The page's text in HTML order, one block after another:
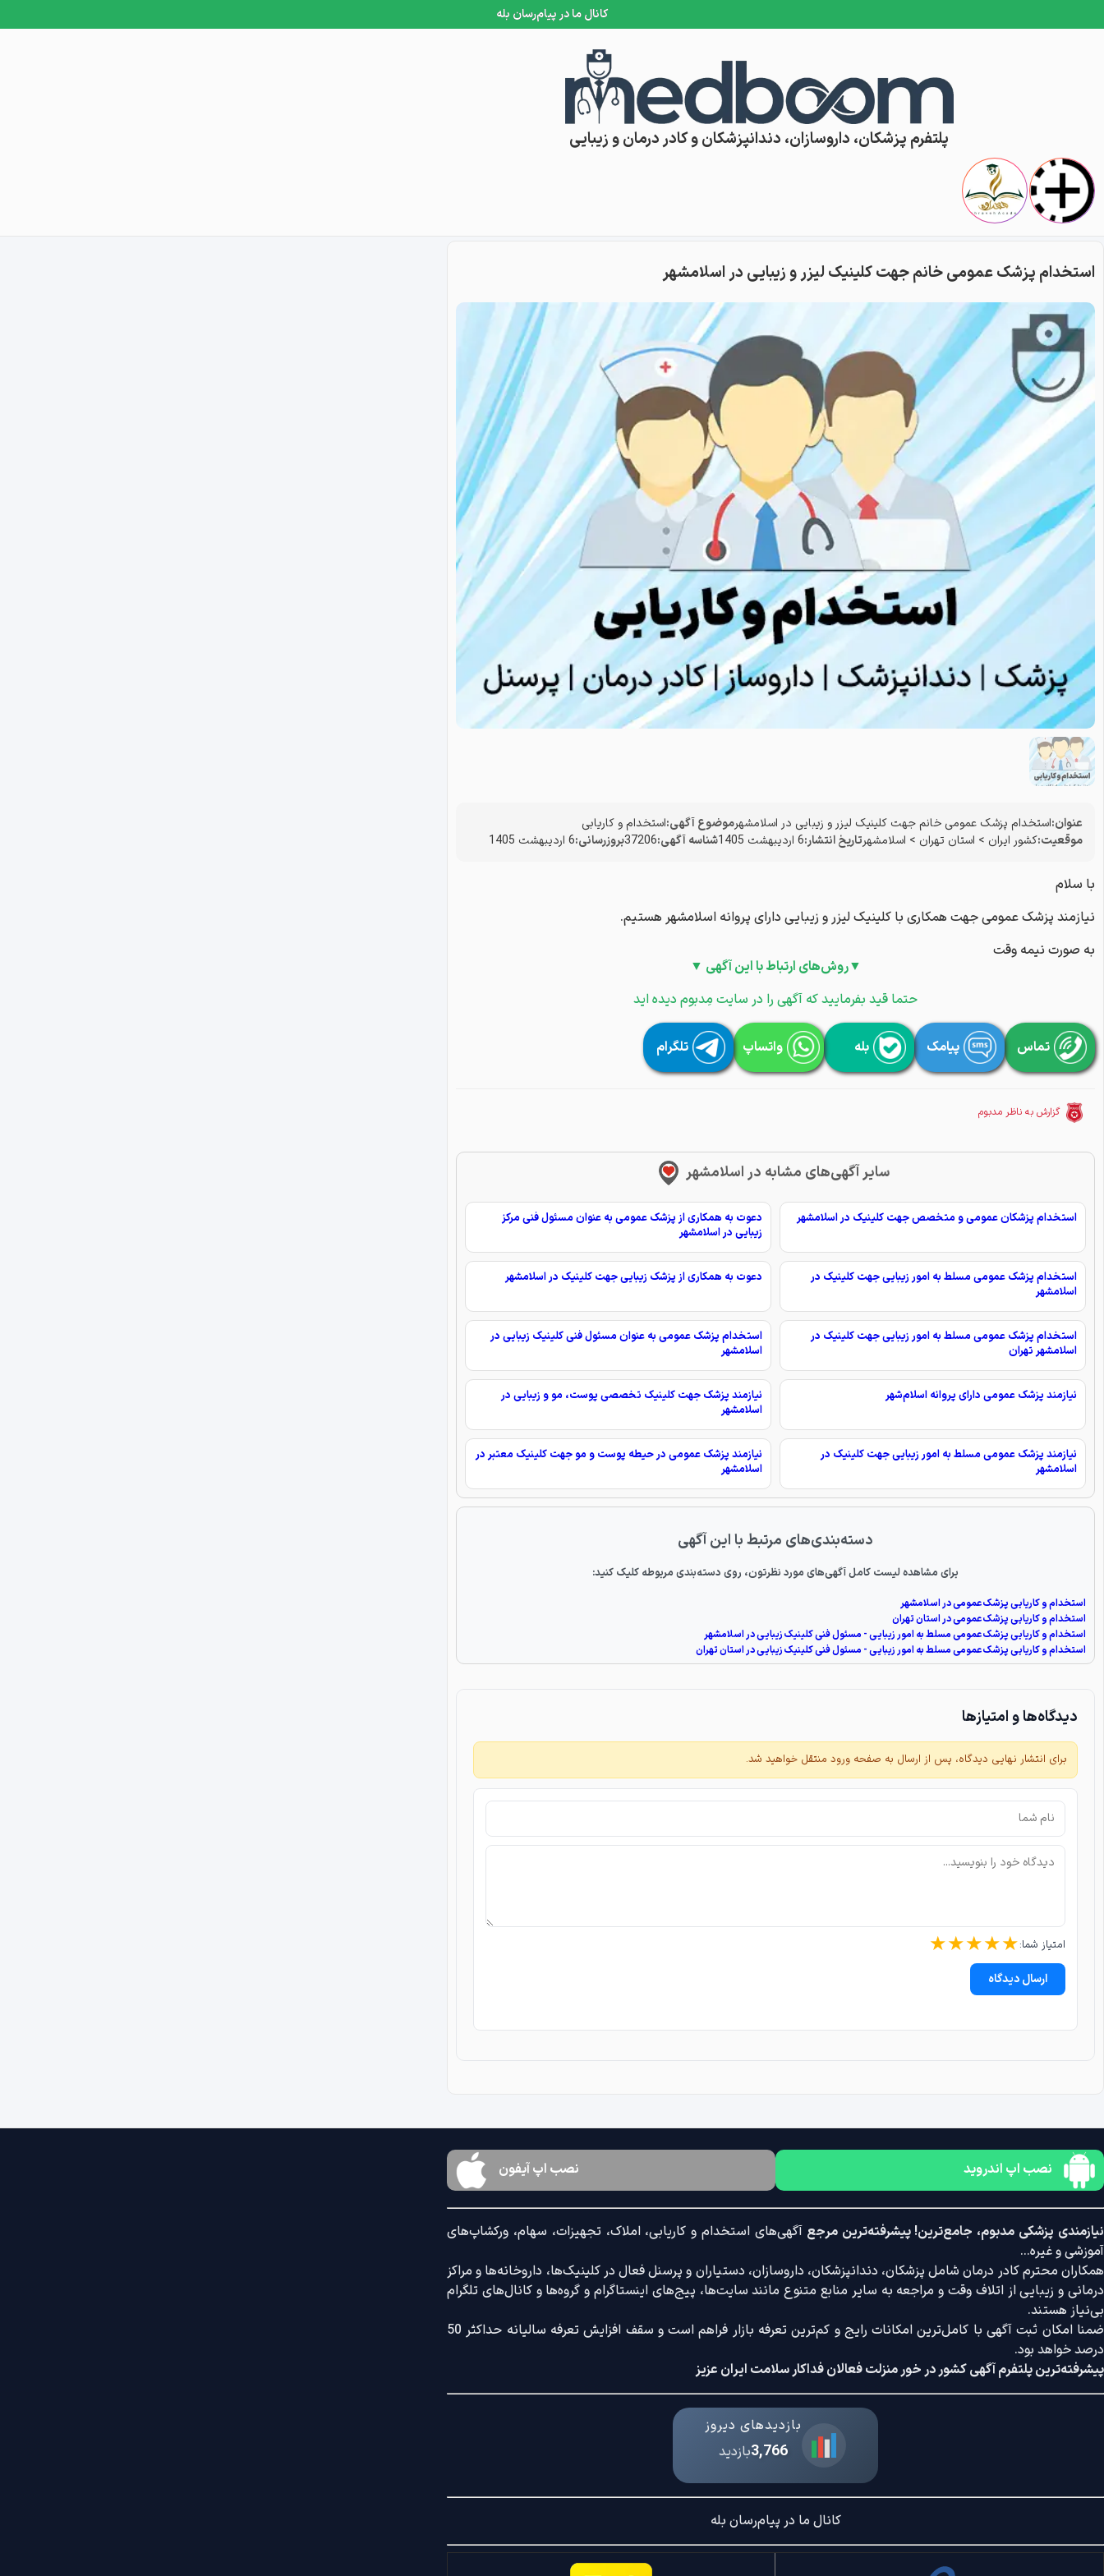
کانال ما در پیام‌رسان بله
Skip to content
پلتفرم پزشکان، داروسازان، دندانپزشکان و کادر درمان و زیبایی
استخدام پزشک عمومی خانم جهت کلینیک لیزر و زیبایی در اسلامشهر
عنوان:استخدام پزشک عمومی خانم جهت کلینیک لیزر و زیبایی در اسلامشهرموضوع آگهی:استخدام و کاریابی
موقعیت:کشور ایران > استان تهران > اسلامشهرتاریخ انتشار:6 اردیبهشت 1405 شناسه آگهی:37206بروزرسانی:6 اردیبهشت 1405
با سلام
نیازمند پزشک عمومی جهت همکاری با کلینیک لیزر و زیبایی دارای پروانه اسلامشهر هستیم.
به صورت نیمه وقت
▼روش‌های ارتباط با این آگهی ▼
حتما قید بفرمایید که آگهی را در سایت مِدبوم دیده اید
تماس پیامک بله واتساپ تلگرام
گزارش به ناظر مدبوم
سایر آگهی‌های مشابه در اسلامشهر
استخدام پزشکان عمومی و متخصص جهت کلینیک در اسلامشهر
دعوت به همکاری از پزشک عمومی به عنوان مسئول فنی مرکز
زیبایی در اسلامشهر
استخدام پزشک عمومی مسلط به امور زیبایی جهت کلینیک در
اسلامشهر
دعوت به همکاری از پزشک زیبایی جهت کلینیک در اسلامشهر
استخدام پزشک عمومی مسلط به امور زیبایی جهت کلینیک در
اسلامشهر تهران
استخدام پزشک عمومی به عنوان مسئول فنی کلینیک زیبایی در
اسلامشهر
نیازمند پزشک عمومی دارای پروانه‌ اسلام‌شهر
نیازمند پزشک جهت کلینیک تخصصی پوست، مو و زیبایی در
اسلامشهر
نیازمند پزشک عمومی مسلط به امور زیبایی جهت کلینیک در
اسلامشهر
نیازمند پزشک عمومی در حیطه پوست و مو جهت کلینیک معتبر در
اسلامشهر
دسته‌بندی‌های مرتبط با این آگهی
برای مشاهده لیست کامل آگهی‌های مورد نظرتون، روی دسته‌بندی مربوطه کلیک کنید:
استخدام و کاریابی پزشک عمومی در اسلامشهر
استخدام و کاریابی پزشک عمومی در استان تهران
استخدام و کاریابی پزشک عمومی مسلط به امور زیبایی - مسئول فنی کلینیک زیبایی در اسلامشهر
استخدام و کاریابی پزشک عمومی مسلط به امور زیبایی - مسئول فنی کلینیک زیبایی در استان تهران
دیدگاه‌ها و امتیازها
برای انتشار نهایی دیدگاه، پس از ارسال به صفحه ورود منتقل خواهید شد.
امتیاز شما: ★★★★★
ارسال دیدگاه
نصب اپ اندروید نصب اپ آیفون
نیازمندی پزشکی مدبوم، جامع‌ترین! پیشرفته‌ترین مرجعآگهی‌های استخدام و کاریابی، املاک، تجهیزات، سهام، ورکشاپ‌های
آموزشی و غیره...
همکاران محترم کادر درمان شامل پزشکان، دندانپزشکان، داروسازان، دستیاران و پرسنل فعال در کلینیک‌ها، داروخانه‌ها و مراکز
درمانی و زیبایی از اتلاف وقت و مراجعه به سایر منابع متنوع مانند سایت‌ها، پیج‌های اینستاگرام و گروه‌ها و کانال‌های تلگرام
بی‌نیاز هستند.
ضمنا امکان ثبت آگهی با کامل‌ترین امکانات رایج و کم‌ترین تعرفه بازار فراهم است و سقف افزایش تعرفه سالیانه حداکثر 50
درصد خواهد بود.
پیشرفته‌ترین پلتفرم آگهی کشور در خور منزلت فعالان فداکار سلامت ایران عزیز
بازدیدهای دیروز
3,766بازدید
کانال ما در پیام‌رسان بله